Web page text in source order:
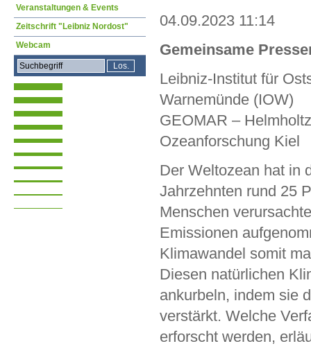
04.09.2023 11:14
Gemeinsame
Leibniz-Institut für
Warnemünde (IOW)
GEOMAR –
Ozeanforschung Kiel
Der Weltozean hat in
Jahrzehnten rund 25
Menschen
Emissionen
Klimawandel somit
Diesen natürlichen
ankurbeln, indem sie
verstärkt. Welche
erforscht werden,
Veranstaltungen & Events
Zeitschrift "Leibniz Nordost"
Webcam